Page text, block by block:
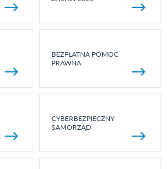
BEZPŁATNA POMOC
PRAWNA
CYBERBEZPIECZNY
SAMORZĄD